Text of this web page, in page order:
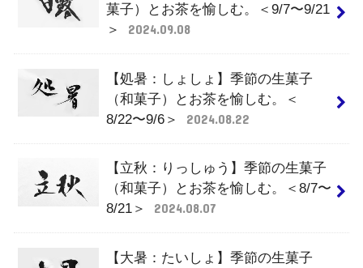
菓子）とお茶を愉しむ。＜9/7〜9/21
＞
2024.09.08
【処暑：しょしょ】季節の生菓子
（和菓子）とお茶を愉しむ。＜
8/22〜9/6＞
2024.08.22
【立秋：りっしゅう】季節の生菓子
（和菓子）とお茶を愉しむ。＜8/7〜
8/21＞
2024.08.07
【大暑：たいしょ】季節の生菓子